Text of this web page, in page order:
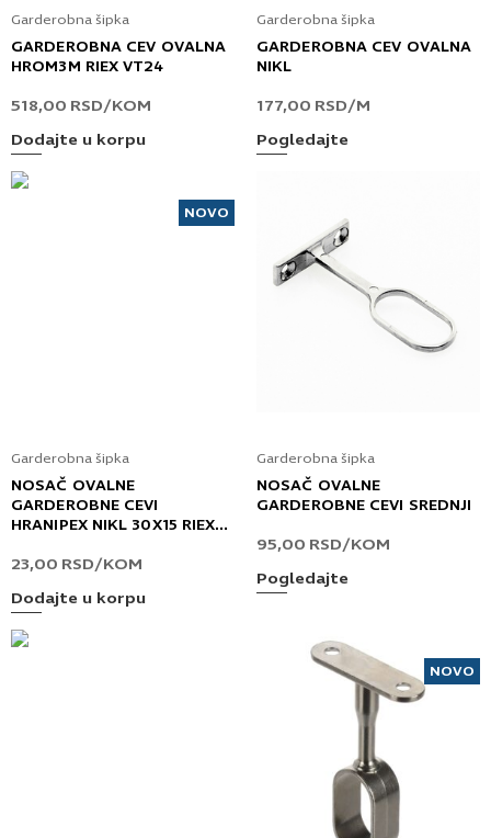
Garderobna šipka
GARDEROBNA CEV OVALNA
HROM3M RIEX VT24
518,00 RSD/KOM
Dodajte u korpu
Garderobna šipka
GARDEROBNA CEV OVALNA
NIKL
177,00 RSD/M
Pogledajte
NOVO
Garderobna šipka
NOSAČ OVALNE
GARDEROBNE CEVI
HRANIPEX NIKL 30X15 RIEX
23,00 RSD/KOM
Dodajte u korpu
Garderobna šipka
NOSAČ OVALNE
GARDEROBNE CEVI SREDNJI
95,00 RSD/KOM
Pogledajte
NOVO